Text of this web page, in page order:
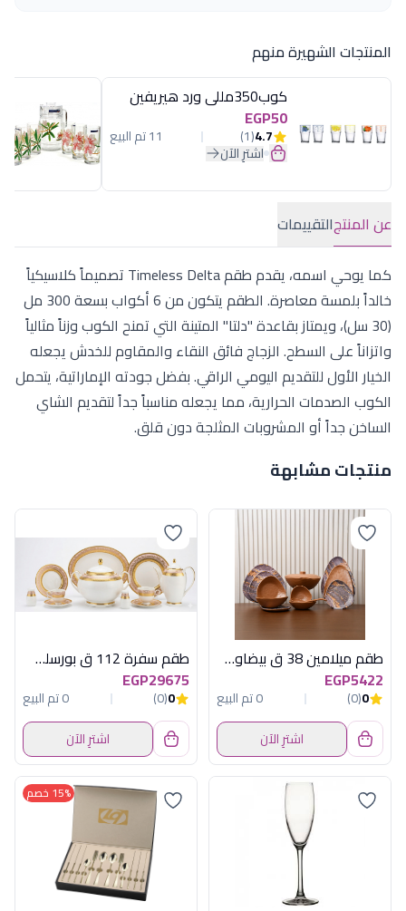
المنتجات الشهيرة منهم
كوب350مللى ورد هيريفين
EGP50
4.7
(1) 11 تم البيع
اشترِ الآن
عن المنتجالتقييمات
كما يوحي اسمه، يقدم طقم Timeless Delta تصميماً كلاسيكياً
خالداً بلمسة معاصرة. الطقم يتكون من 6 أكواب بسعة 300 مل
(30 سل)، ويمتاز بقاعدة "دلتا" المتينة التي تمنح الكوب وزناً مثالياً
واتزاناً على السطح. الزجاج فائق النقاء والمقاوم للخدش يجعله
الخيار الأول للتقديم اليومي الراقي. بفضل جودته الإماراتية، يتحمل
الكوب الصدمات الحرارية، مما يجعله مناسباً جداً لتقديم الشاي
الساخن جداً أو المشروبات المثلجة دون قلق.
منتجات مشابهة
طقم ميلامين 38 ق بيضاوى اكسفورد - كود 3522
EGP5422
0
(0)
0 تم البيع
اشترِ الآن
طقم سفرة 112 ق بورسلين اغادير روز
EGP29675
0
(0)
0 تم البيع
اشترِ الآن
15% خصم